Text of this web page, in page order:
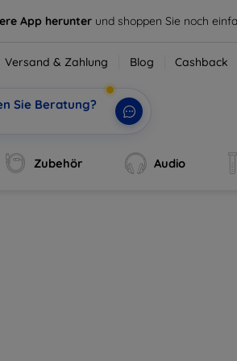
App herunter und shoppen Sie noch
Versand & Zahlung Blog Cashback
Sie Beratung?
Zubehör Audio